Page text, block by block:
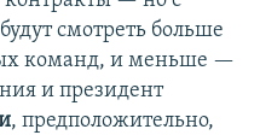
смотреть больше
команд, и меньше —
и президент
, предположительно,